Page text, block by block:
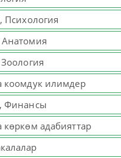
Психология
коомдук илимдер
Финансы
адабияттар